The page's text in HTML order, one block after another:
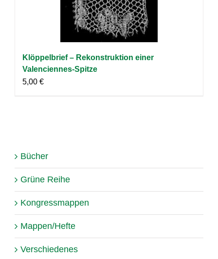
Klöppelbrief – Rekonstruktion einer
Valenciennes-Spitze
5,00 €
Bücher
Grüne Reihe
Kongressmappen
Mappen/Hefte
Verschiedenes